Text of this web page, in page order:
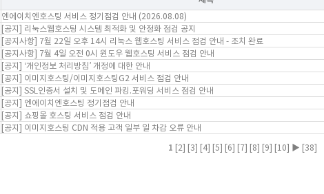
엔에이치엔호스팅 서비스 정기점검 안내 (2026.08.08)
[공지] 리눅스웹호스팅 시스템 최적화 및 안정화 점검 공지
[공지사항] 7월 22일 오후 14시 리눅스 웹호스팅 서비스 점검 안내 - 조치 완료
[공지사항] 7월 4일 오전 0시 윈도우 웹호스팅 서비스 점검 안내
[공지] ‘개인정보 처리방침’ 개정에 대한 안내
[공지] 이미지호스팅/이미지호스팅G2 서비스 점검 안내
[공지] SSL인증서 설치 및 도메인 파킹.포워딩 서비스 점검 안내
[공지] 엔에이치엔호스팅 정기점검 안내
[공지] 쇼핑몰 호스팅 서비스 점검 안내
[공지] 이미지호스팅 CDN 적용 고객 일부 일 차감 오류 안내
1 [2] [3] [4] [5] [6] [7] [8] [9] [10] ▶ [38]